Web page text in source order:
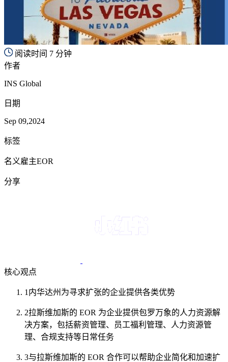
阅读时间 7 分钟
作者
INS Global
日期
Sep 09,2024
标签
名义雇主EOR
分享
核心观点
1 内华达州为寻求扩张的企业提供各类优势
2拉斯维加斯的 EOR 为企业提供包罗万象的人力资源解
决方案，包括薪资管理、员工福利管理、人力资源管
理、合规支持等日常任务
3与拉斯维加斯的 EOR 合作可以帮助企业简化和加速扩